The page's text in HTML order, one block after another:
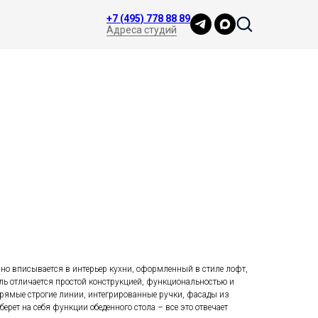
+7 (495) 778 88 89
Адреса студий
вписывается в интерьер кухни, оформленный в стиле лофт,
отличается простой конструкцией, функциональностью и
строгие линии, интегрированные ручки, фасады из
на себя функции обеденного стола – все это отвечает